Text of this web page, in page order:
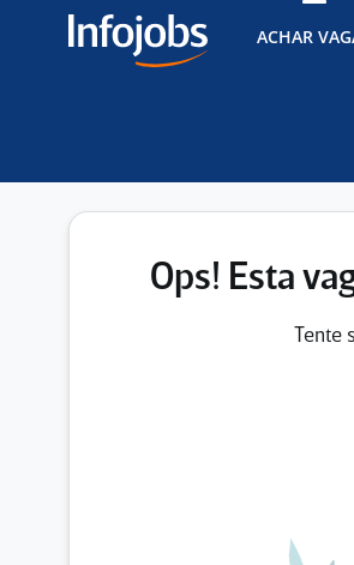
ACHAR
Ops! Esta